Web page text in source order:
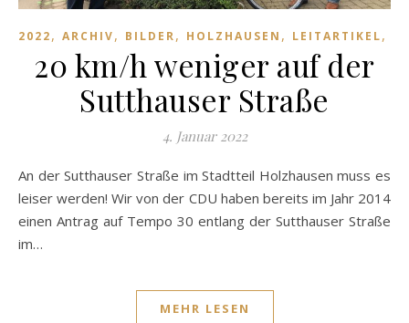
2022, ARCHIV, BILDER, HOLZHAUSEN , LEITARTIKEL,
20 km/h weniger auf der
Sutthauser Straße
4. Januar 2022
An der Sutthauser Straße im Stadtteil Holzhausen muss es
leiser werden! Wir von der CDU haben bereits im Jahr 2014
einen Antrag auf Tempo 30 entlang der Sutthauser Straße
im…
MEHR LESEN